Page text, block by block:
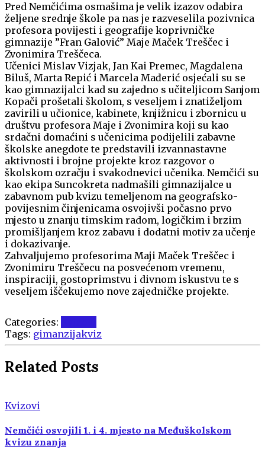
Pred Nemčićima osmašima je velik izazov odabira
željene srednje škole pa nas je razveselila pozivnica
profesora povijesti i geografije koprivničke
gimnazije ”Fran Galović” Maje Maček Treščec i
Zvonimira Treščeca.
Učenici Mislav Vizjak, Jan Kai Premec, Magdalena
Biluš, Marta Repić i Marcela Mađerić osjećali su se
kao gimnazijalci kad su zajedno s učiteljicom Sanjom
Kopači prošetali školom, s veseljem i znatiželjom
zavirili u učionice, kabinete, knjižnicu i zbornicu u
društvu profesora Maje i Zvonimira koji su kao
srdačni domaćini s učenicima podijelili zabavne
školske anegdote te predstavili izvannastavne
aktivnosti i brojne projekte kroz razgovor o
školskom ozračju i svakodnevici učenika. Nemčići su
kao ekipa Suncokreta nadmašili gimnazijalce u
zabavnom pub kvizu temeljenom na geografsko-
povijesnim činjenicama osvojivši počasno prvo
mjesto u znanju timskim radom, logičkim i brzim
promišljanjem kroz zabavu i dodatni motiv za učenje
i dokazivanje.
Zahvaljujemo profesorima Maji Maček Treščec i
Zvonimiru Treščecu na posvećenom vremenu,
inspiraciji, gostoprimstvu i divnom iskustvu te s
veseljem iščekujemo nove zajedničke projekte.
Categories:
Tags: gimanzijakviz
Related Posts
Kvizovi
Nemčići osvojili 1. i 4. mjesto na Međuškolskom
kvizu znanja